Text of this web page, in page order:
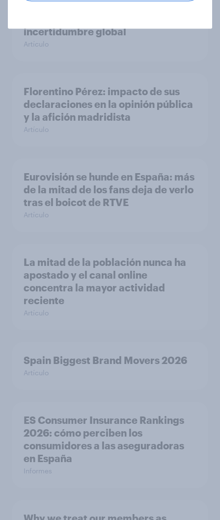
incertidumbre global
Artículo
Florentino Pérez: impacto de sus
declaraciones en la opinión pública
y la afición madridista
Artículo
Eurovisión se hunde en España: más
de la mitad de los fans deja de verlo
tras el boicot de RTVE
Artículo
La mitad de la población nunca ha
apostado y el canal online
concentra la mayor actividad
reciente
Artículo
Spain Biggest Brand Movers 2026
Artículo
ES Consumer Insurance Rankings
2026: cómo perciben los
consumidores a las aseguradoras
en España
Informes